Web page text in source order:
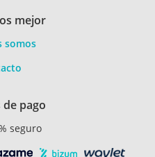
mejor
somos
pago
seguro